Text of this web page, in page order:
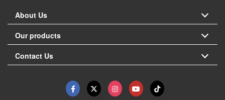
About Us
Our products
Contact Us